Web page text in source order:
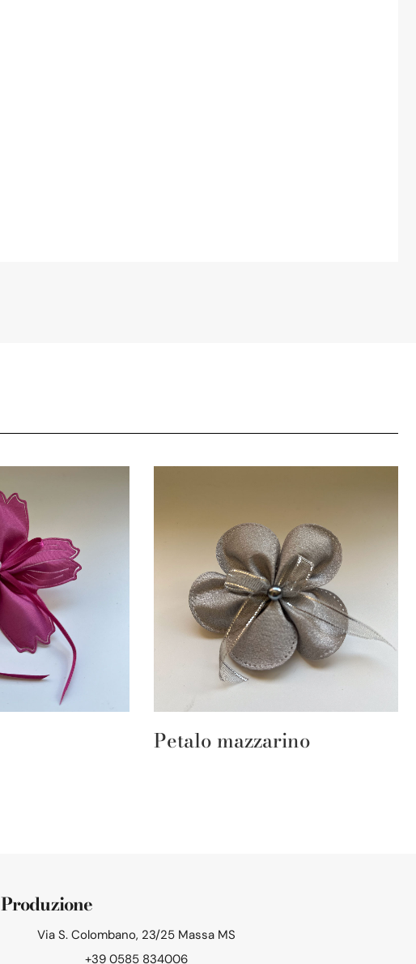
Petalo mazzarino
Produzione
Via S. Colombano, 23/25 Massa MS
+39 0585 834006